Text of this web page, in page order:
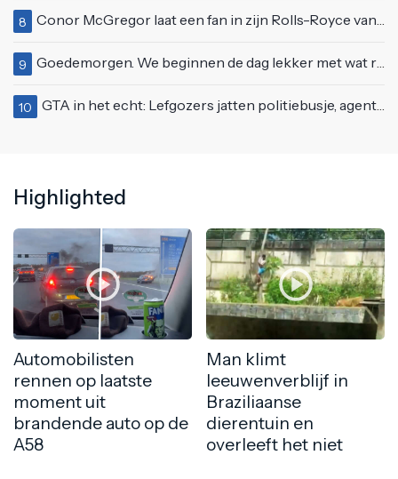
8 Conor McGregor laat een fan in zijn Rolls-Royce van $600.000
9 Goedemorgen. We beginnen de dag lekker met wat rek- en strekoefeningen
10 GTA in het echt: Lefgozers jatten politiebusje, agenten zetten te voet de achtervolging in!
Highlighted
Automobilisten
rennen op laatste
moment uit
brandende auto op de
A58
Man klimt
leeuwenverblijf in
Braziliaanse
dierentuin en
overleeft het niet